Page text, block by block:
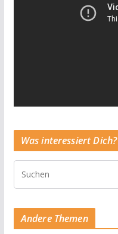
Was interessiert Dich?
Andere Themen